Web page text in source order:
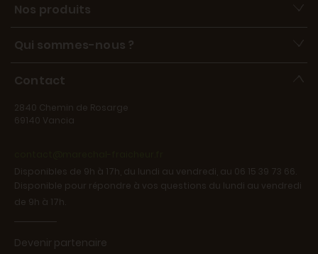
Nos produits
Qui sommes-nous ?
Contact
2840 Chemin de Rosarge
69140 Vancia
Disponibles de 9h à 17h, du lundi au vendredi, au 06 15 39 73 66.
Disponible pour répondre à vos questions du lundi au vendredi
de 9h à 17h.
Devenir partenaire